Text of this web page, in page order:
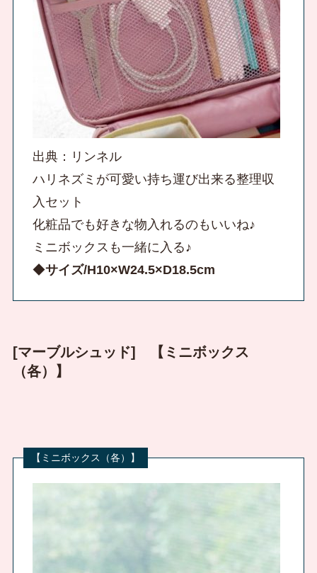
出典：リンネル
ハリネズミが可愛い持ち運び出来る整理収
入セット
化粧品でも好きな物入れるのもいいね♪
ミニボックスも一緒に入る♪
◆サイズ/H10×W24.5×D18.5cm
[マーブルシュッド] 【ミニボックス
（各）】